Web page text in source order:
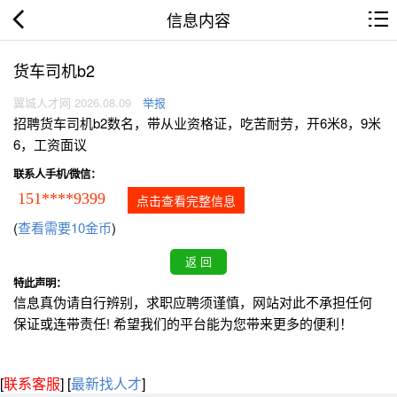
信息内容
货车司机b2
翼城人才网 2026.08.09 举报
招聘货车司机b2数名，带从业资格证，吃苦耐劳，开6米8，9米
6，工资面议
联系人手机/微信：
151****9399 点击查看完整信息
(查看需要10金币)
特此声明：
信息真伪请自行辨别，求职应聘须谨慎，网站对此不承担任何
保证或连带责任! 希望我们的平台能为您带来更多的便利！
[联系客服] [最新找人才]